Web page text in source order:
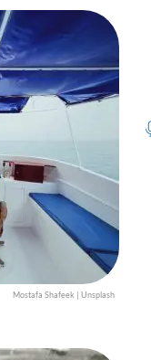
Mostafa Shafeek | Unsplash